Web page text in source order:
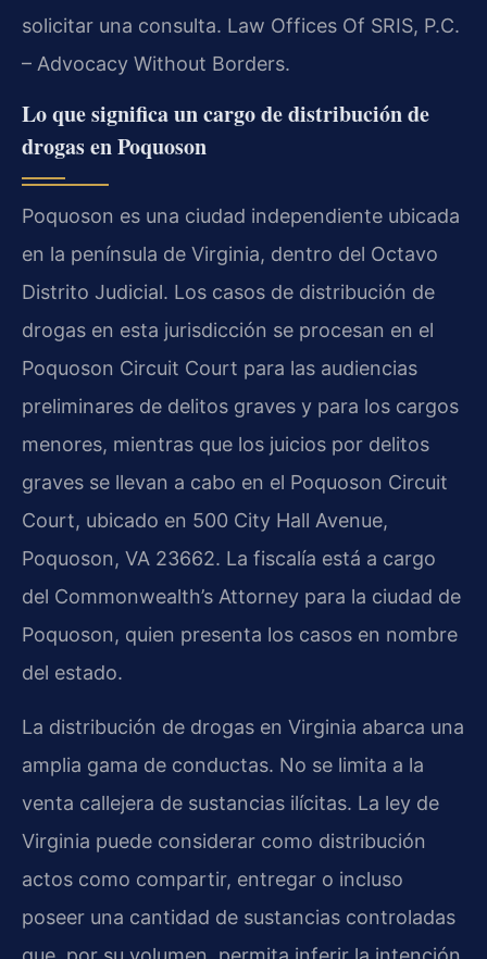
solicitar una consulta. Law Offices Of SRIS, P.C.
– Advocacy Without Borders.
Lo que significa un cargo de distribución de
drogas en Poquoson
Poquoson es una ciudad independiente ubicada
en la península de Virginia, dentro del Octavo
Distrito Judicial. Los casos de distribución de
drogas en esta jurisdicción se procesan en el
Poquoson Circuit Court para las audiencias
preliminares de delitos graves y para los cargos
menores, mientras que los juicios por delitos
graves se llevan a cabo en el Poquoson Circuit
Court, ubicado en 500 City Hall Avenue,
Poquoson, VA 23662. La fiscalía está a cargo
del Commonwealth’s Attorney para la ciudad de
Poquoson, quien presenta los casos en nombre
del estado.
La distribución de drogas en Virginia abarca una
amplia gama de conductas. No se limita a la
venta callejera de sustancias ilícitas. La ley de
Virginia puede considerar como distribución
actos como compartir, entregar o incluso
poseer una cantidad de sustancias controladas